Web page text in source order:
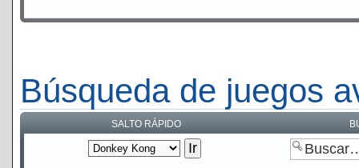
Búsqueda de juegos
SALTO RÁPIDO